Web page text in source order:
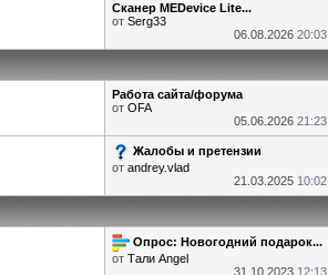
Сканер MEDevice Lite...
от Serg33
06.08.2026 20:03
Работа сайта/форума
от OFA
05.06.2026 21:23
Жалобы и претензии
от andrey.vlad
21.03.2025 10:02
Опрос: Новогодний подарок...
от Тали Angel
31.10.2023 12:13